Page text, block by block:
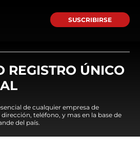
SUSCRIBIRSE
REGISTRO ÚNICO
de cualquier empresa de
teléfono, y mas en la base de
del país.